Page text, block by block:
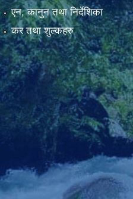
एन, कानुन तथा निर्देशिका
कर तथा शुल्कहरु